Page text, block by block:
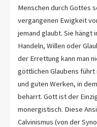
Menschen durch Gottes
vergangenen Ewigkeit
jemand glaubt. Sie hängt
Handeln, Willen oder
der Errettung kann man nicht widerstehen und die Gabe des
göttlichen Glaubens
und guten Werken, in
beharrt. Gott ist der Einzige, der handelt, daher der
monergistisch. Diese
Calvinismus (von der